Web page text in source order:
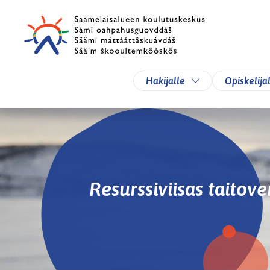
Siirry pääsisältöön Siirry päävalikkoon
Hakijalle Vaihda
Resurssiviisas